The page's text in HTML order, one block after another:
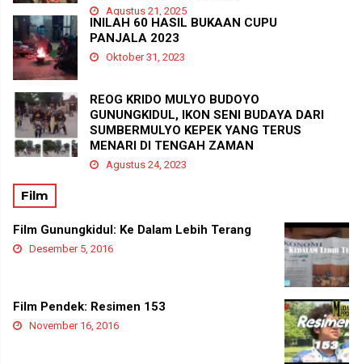
Agustus 21, 2025
INILAH 60 HASIL BUKAAN CUPU
PANJALA 2023
Oktober 31, 2023
REOG KRIDO MULYO BUDOYO
GUNUNGKIDUL, IKON SENI BUDAYA DARI
SUMBERMULYO KEPEK YANG TERUS
MENARI DI TENGAH ZAMAN
Agustus 24, 2023
Film
Film Gunungkidul: Ke Dalam Lebih Terang
Desember 5, 2016
Film Pendek: Resimen 153
November 16, 2016